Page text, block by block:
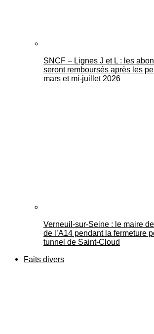
SNCF – Lignes J et L : les
seront remboursés après les
mars et mi-juillet 2026
Verneuil-sur-Seine : le maire
de l’A14 pendant la fermeture
tunnel de Saint-Cloud
Faits divers